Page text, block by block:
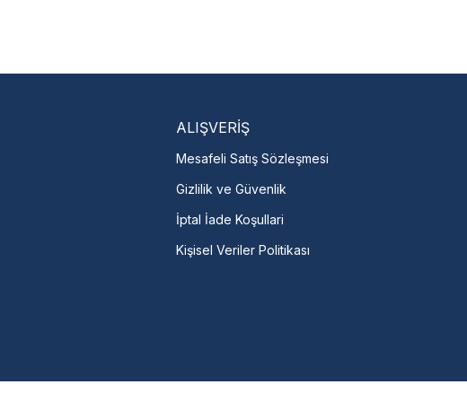
ALIŞVERİŞ
Mesafeli Satış Sözleşmesi
Gizlilik ve Güvenlik
İptal İade Koşullari
Kişisel Veriler Politikası